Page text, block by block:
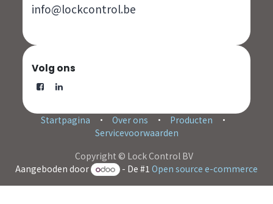
info@lockcontrol.be
Volg ons
Startpagina • Over ons • Producten
•
Servicevoorwaarden
Copyright © Lock Control BV
Aangeboden door
- De #1Open source e-commerce